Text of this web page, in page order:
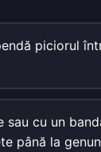
piciorul
sau cu un
până la